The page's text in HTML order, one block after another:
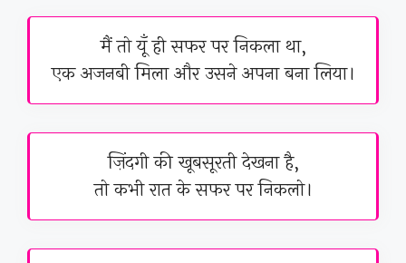
मैं तो यूँ ही सफर पर निकला था,
एक अजनबी मिला और उसने अपना बना लिया।
ज़िंदगी की खूबसूरती देखना है,
तो कभी रात के सफर पर निकलो।